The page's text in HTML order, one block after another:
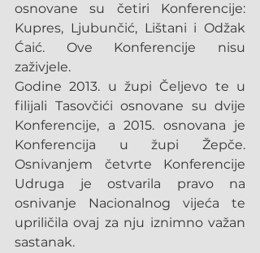
osnovane su četiri Konferencije:
Kupres, Ljubunčić, Lištani i Odžak
Ćaić. Ove Konferencije nisu
zaživjele.
Godine 2013. u župi Čeljevo te u
filijali Tasovčići osnovane su dvije
Konferencije, a 2015. osnovana je
Konferencija u župi Žepče.
Osnivanjem četvrte Konferencije
Udruga je ostvarila pravo na
osnivanje Nacionalnog vijeća te
upriličila ovaj za nju iznimno važan
sastanak.